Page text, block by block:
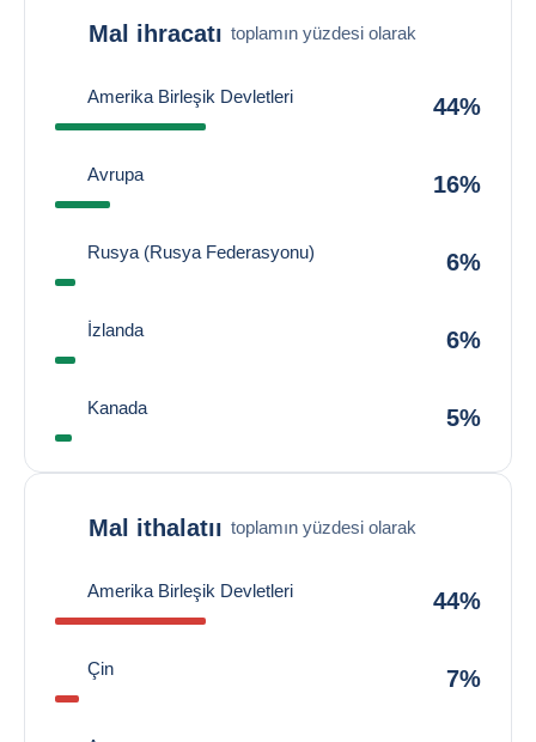
Mal ihracatı toplamın yüzdesi olarak
Amerika Birleşik Devletleri 44%
Avrupa 16%
Rusya (Rusya Federasyonu) 6%
İzlanda 6%
Kanada 5%
Mal ithalatıı toplamın yüzdesi olarak
Amerika Birleşik Devletleri 44%
Çin 7%